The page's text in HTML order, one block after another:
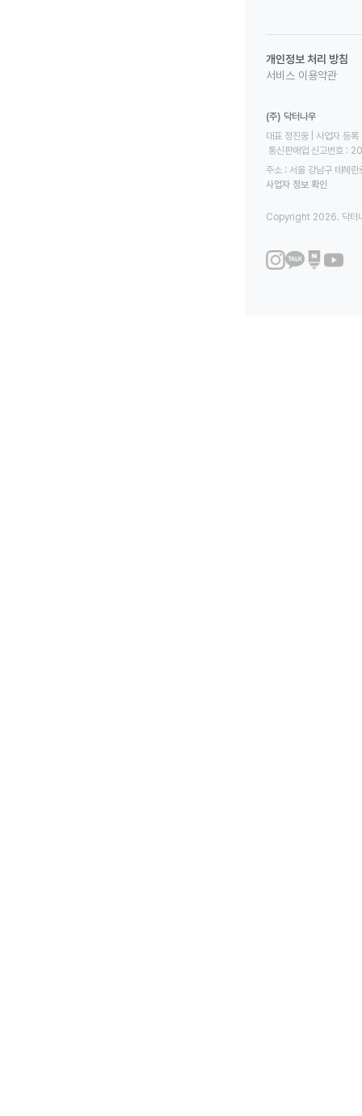
개인정보 처리 방침
서비스 이용약관
(주) 닥터나우
대표 정진웅 | 사업자
통신판매업 신고번호
주소 : 서울 강남구 테헤
사업자 정보 확인
Copyright 2026. 닥터